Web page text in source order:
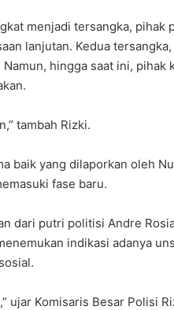
menjadi tersangka, pihak
lanjutan. Kedua
hingga saat ini, pihak
tambah Rizki.
baik yang dilaporkan oleh
fase baru.
dari putri politisi Andre
indikasi adanya
ujar Komisaris Besar Polisi